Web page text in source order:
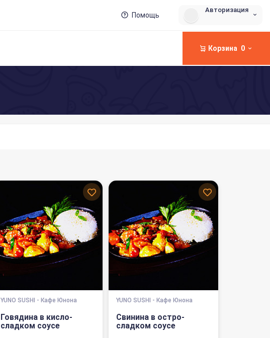
Помощь
Авторизация
Корзина 0
YUNO SUSHI - Кафе Юнона
Говядина в кисло-
сладком соусе
YUNO SUSHI - Кафе Юнона
Свинина в остро-
сладком соусе